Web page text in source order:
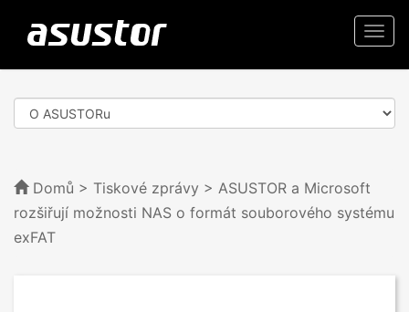
Domů > Tiskové zprávy > ASUSTOR a Microsoft
rozšiřují možnosti NAS o formát souborového systému
exFAT